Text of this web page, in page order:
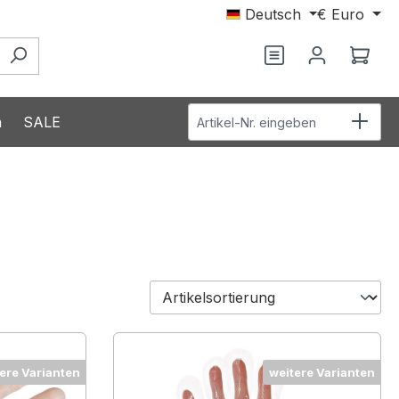
Deutsch € Euro
Du hast 0
SALE Artikel-Nr. eingeben
Varianten weitere Varianten